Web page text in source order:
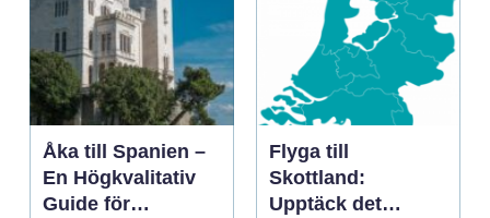
Åka till Spanien –
En Högkvalitativ
Guide för
Flyga till
Skottland:
Upptäck det